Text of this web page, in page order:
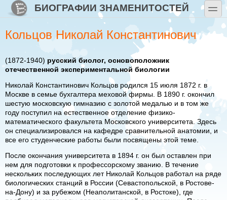
Перейти к основному содержанию
Skip to searchБИОГРАФИИ ЗНАМЕНИТОСТЕЙ toggle
Кольцов Николай Константинович
(1872-1940) русский биолог, основоположник
отечественной экспериментальной биологии
Николай Константинович Кольцов родился 15 июля 1872 г. в
Москве в семье бухгалтера меховой фирмы. В 1890 г. окончил
шестую московскую гимназию с золотой медалью и в том же
году поступил на естественное отделение физико-
математического факультета Московского университета. Здесь
он специализировался на кафедре сравнительной анатомии, и
все его студенческие работы были посвящены этой теме.
После окончания университета в 1894 г. он был оставлен при
нем для подготовки к профессорскому званию. В течение
нескольких последующих лет Николай Кольцов работал на ряде
биологических станций в России (Севастопольской, в Ростове-
на-Дону) и за рубежом (Неаполитанской, в Ростоке), где